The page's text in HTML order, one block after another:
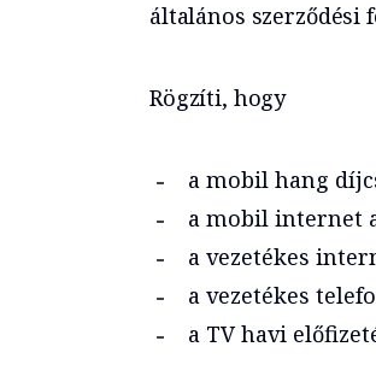
általános szerződési
Rögzíti, hogy
a mobil hang
a mobil internet
a vezetékes
a vezetékes
a TV havi